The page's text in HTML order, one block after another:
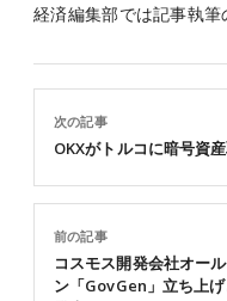
経済編集部では記事執筆
前の記事
コスモス開発会社オー
ン「GovGen」立ち上
次の記事
OKXがトルコに暗号資